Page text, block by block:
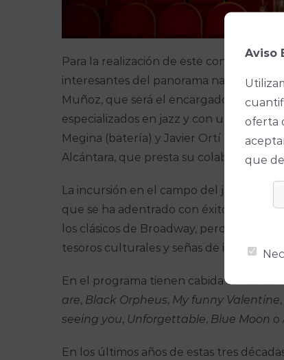
Para la realización de este concierto el
interesantes del panorama nacional”,
Muñoz, que será el encargado de
especializados en jazz y con una
Megina (batería) y Javier Ortí
Alcántara, que presta su colaboración
La incursión en el campo del jazz coral
que se ha adentrado con éxito en
los clásicos de Broadway, pero no así
tesoros culturales y señas de identidad
En el programa tienen cabida temas
are, Black Orpheus, My funny Valentine,
seeing you, Unforgettable, Blue Moon o
En los últimos años de estas tres
Aviso
oferta
que